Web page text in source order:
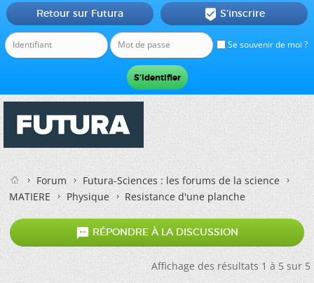
Se souvenir de moi ?
Retour sur Futura  S'inscrire
Forum
Futura-Sciences : les forums de la science
MATIERE
Physique Resistance d'une planche
 RÉPONDRE À LA DISCUSSION
Affichage des résultats 1 à 5 sur 5